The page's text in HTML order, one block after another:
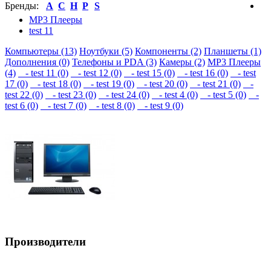
Бренды:
A C H P S
MP3 Плееры
test 11
Компьютеры (13) Ноутбуки (5) Компоненты (2) Планшеты (1)
Дополнения (0) Телефоны и PDA (3) Камеры (2) MP3 Плееры
(4)
- test 11 (0) - test 12 (0) - test 15 (0) - test 16 (0)
- test
17 (0)
- test 18 (0) - test 19 (0) - test 20 (0) - test 21 (0)
-
test 22 (0)
- test 23 (0) - test 24 (0) - test 4 (0) - test 5 (0)
-
test 6 (0)
- test 7 (0) - test 8 (0) - test 9 (0)
Производители